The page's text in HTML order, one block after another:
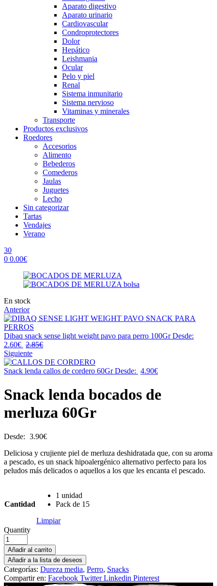
Aparato digestivo
Aparato urinario
Cardiovascular
Condroprotectores
Dolor
Hepático
Leishmania
Ocular
Pelo y piel
Renal
Sistema inmunitario
Sistema nervioso
Vitaminas y minerales
Transporte
Productos exclusivos
Roedores
Accesorios
Alimento
Bebederos
Comederos
Jaulas
Juguetes
Lecho
Sin categorizar
Tartas
Vendajes
Verano
30
0 0.00€
Availability:
En stock
Anterior
Dibaq snack sense light weight pavo para perro 100Gr Desde:
2.60€ 2.85€
Siguiente
Snack lenda callos de cordero 60Gr Desde: 4.90€
Snack lenda bocados de
merluza 60Gr
Desde: 3.90€
Deliciosa y crujiente piel de merluza deshidratada que, con su aroma
a pescado, es un snack hipoalergénico alternativo perfecto para los
peludos más delicados o aquellos a los que les encanta el pescado.
Cantidad
1 unidad
Pack de 15
Limpiar
Quantity
Añadir al carrito
Añadir a la lista de deseos
Categorías: Dureza media, Perro, Snacks
Compartir en: Facebook Twitter Linkedin Pinterest